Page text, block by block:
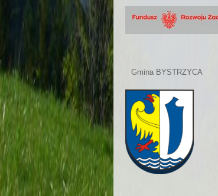
Gmina BYSTRZYCA